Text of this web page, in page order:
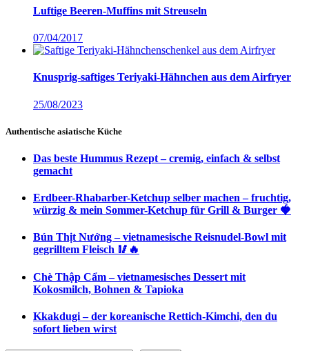
Luftige Beeren-Muffins mit Streuseln
07/04/2017
Knusprig-saftiges Teriyaki-Hähnchen aus dem Airfryer
25/08/2023
Authentische asiatische Küche
Das beste Hummus Rezept – cremig, einfach & selbst
gemacht
Erdbeer-Rhabarber-Ketchup selber machen – fruchtig,
würzig & mein Sommer-Ketchup für Grill & Burger 🍓
Bún Thịt Nướng – vietnamesische Reisnudel-Bowl mit
gegrilltem Fleisch 🥢🔥
Chè Thập Cẩm – vietnamesisches Dessert mit
Kokosmilch, Bohnen & Tapioka
Kkakdugi – der koreanische Rettich-Kimchi, den du
sofort lieben wirst